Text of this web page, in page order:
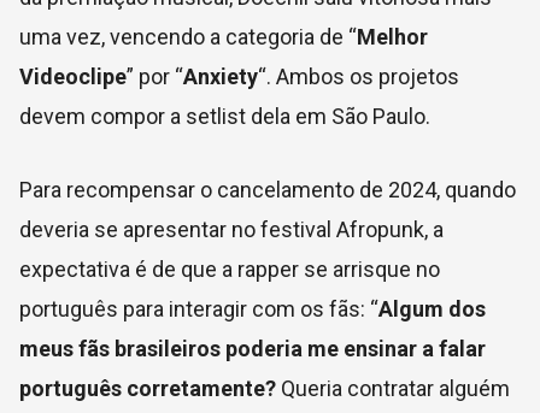
uma vez, vencendo a categoria de “Melhor
Videoclipe” por “Anxiety“. Ambos os projetos
devem compor a setlist dela em São Paulo.
Para recompensar o cancelamento de 2024, quando
deveria se apresentar no festival Afropunk, a
expectativa é de que a rapper se arrisque no
português para interagir com os fãs: “Algum dos
meus fãs brasileiros poderia me ensinar a falar
português corretamente? Queria contratar alguém